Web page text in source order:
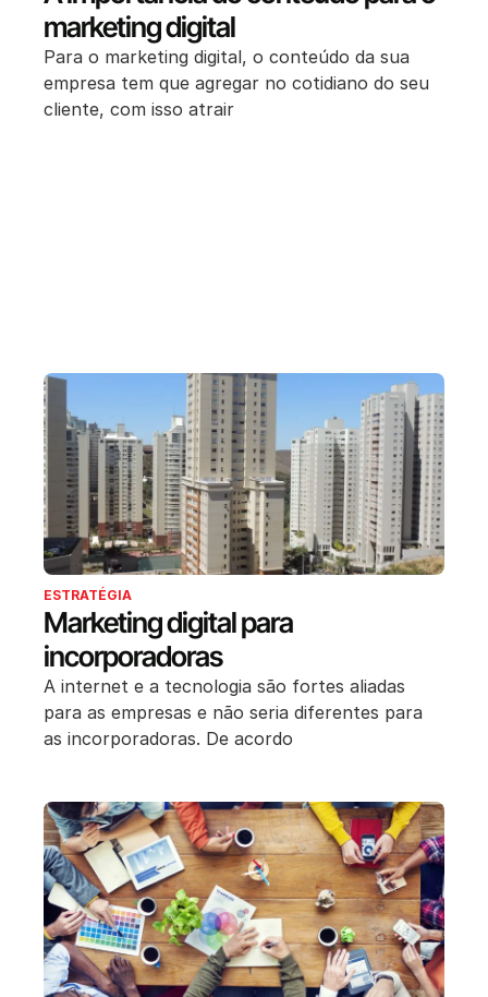
marketing digital
Para o marketing digital, o conteúdo da sua
empresa tem que agregar no cotidiano do seu
cliente, com isso atrair
ESTRATÉGIA
Marketing digital para
incorporadoras
A internet e a tecnologia são fortes aliadas
para as empresas e não seria diferentes para
as incorporadoras. De acordo